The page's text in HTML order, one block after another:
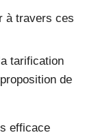
à travers ces
tarification
de
efficace